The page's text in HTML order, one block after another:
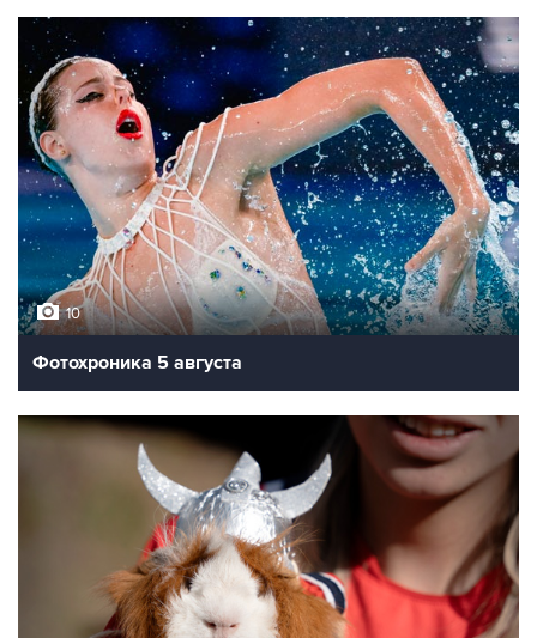
10
Фотохроника 5 августа